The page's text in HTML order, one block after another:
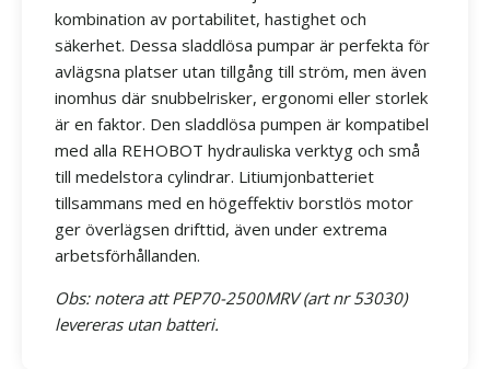
kombination av portabilitet, hastighet och
säkerhet. Dessa sladdlösa pumpar är perfekta för
avlägsna platser utan tillgång till ström, men även
inomhus där snubbelrisker, ergonomi eller storlek
är en faktor. Den sladdlösa pumpen är kompatibel
med alla REHOBOT hydrauliska verktyg och små
till medelstora cylindrar. Litiumjonbatteriet
tillsammans med en högeffektiv borstlös motor
ger överlägsen drifttid, även under extrema
arbetsförhållanden.
Obs: notera att PEP70-2500MRV (art nr 53030)
levereras utan batteri.